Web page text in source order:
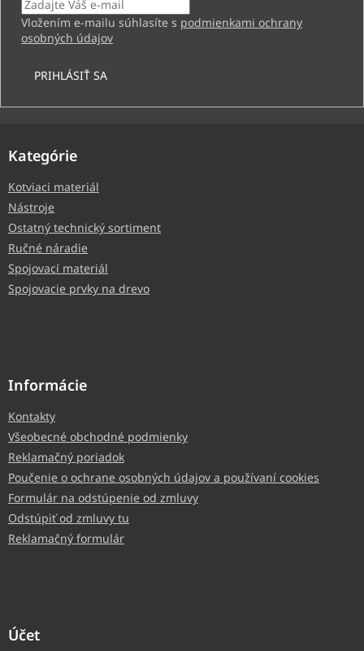
Vložením e-mailu súhlasíte s podmienkami ochrany
osobných údajov
PRIHLÁSIŤ SA
Kategórie
Kotviaci materiál
Nástroje
Ostatný technický sortiment
Ručné náradie
Spojovací materiál
Spojovacie prvky na drevo
Informácie
Kontakty
Všeobecné obchodné podmienky
Reklamačný poriadok
Poučenie o ochrane osobných údajov a používaní cookies
Formulár na odstúpenie od zmluvy
Odstúpiť od zmluvy tu
Reklamačný formulár
Účet